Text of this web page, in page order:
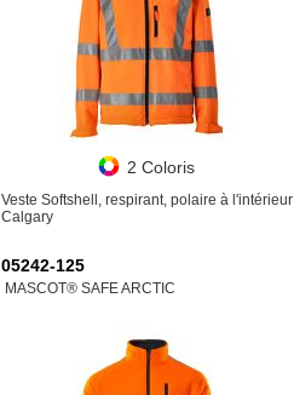
2 Coloris
Veste Softshell, respirant, polaire à l'intérieur
Calgary
05242-125
MASCOT® SAFE ARCTIC